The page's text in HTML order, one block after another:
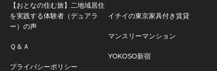
【おとなの住む旅】二地域居住
を実践する体験者（デュアラ
ー）の声
Ｑ＆Ａ
プライバシーポリシー
イチイの東京家具付き賃貸
マンスリーマンション
YOKOSO新宿